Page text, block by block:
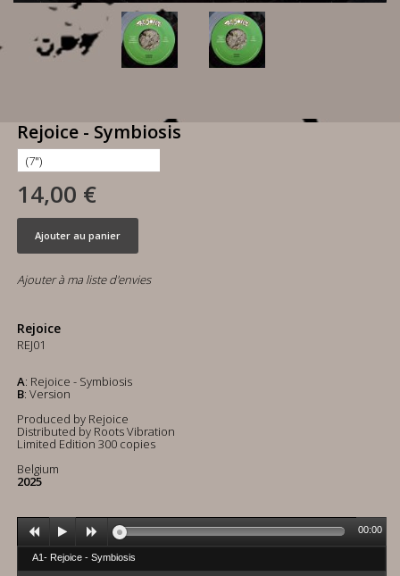
Rejoice - Symbiosis
14,00 €
Ajouter au panier
Ajouter à ma liste d'envies
Rejoice
REJ01
A: Rejoice - Symbiosis
B: Version
Produced by Rejoice
Distributed by Roots Vibration
Limited Edition 300 copies
Belgium
2025
A1- Rejoice - Symbiosis
00:00